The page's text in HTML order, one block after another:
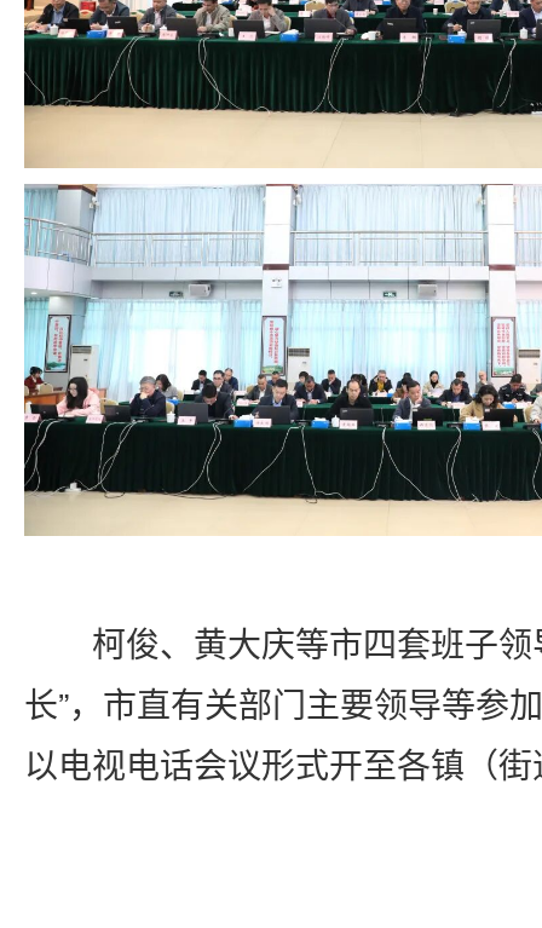
柯俊、黄大庆等市四套班子领
长”，市直有关部门主要领导等参
以电视电话会议形式开至各镇（